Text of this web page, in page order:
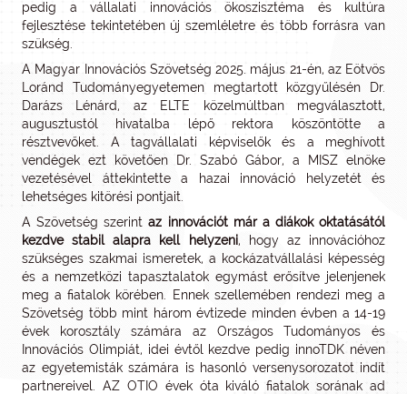
pedig a vállalati innovációs ökoszisztéma és kultúra
fejlesztése tekintetében új szemléletre és több forrásra van
szükség.
A Magyar Innovációs Szövetség 2025. május 21-én, az Eötvös
Loránd Tudományegyetemen megtartott közgyűlésén Dr.
Darázs Lénárd, az ELTE közelmúltban megválasztott,
augusztustól hivatalba lépő rektora köszöntötte a
résztvevőket. A tagvállalati képviselők és a meghívott
vendégek ezt követően Dr. Szabó Gábor, a MISZ elnöke
vezetésével áttekintette a hazai innováció helyzetét és
lehetséges kitörési pontjait.
A Szövetség szerintaz innovációt már a diákok oktatásától
kezdve stabil alapra kell helyzeni, hogy az innovációhoz
szükséges szakmai ismeretek, a kockázatvállalási képesség
és a nemzetközi tapasztalatok egymást erősítve jelenjenek
meg a fiatalok körében. Ennek szellemében rendezi meg a
Szövetség több mint három évtizede minden évben a 14-19
évek korosztály számára az Országos Tudományos és
Innovációs Olimpiát, idei évtől kezdve pedig innoTDK néven
az egyetemisták számára is hasonló versenysorozatot indít
partnereivel. AZ OTIO évek óta kiváló fiatalok sorának ad